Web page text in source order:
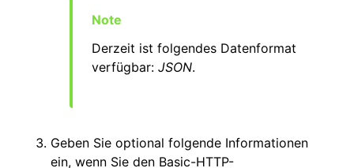
Derzeit ist folgendes Datenformat
verfügbar: JSON.
Geben Sie optional folgende Informationen
ein, wenn Sie den Basic-HTTP-